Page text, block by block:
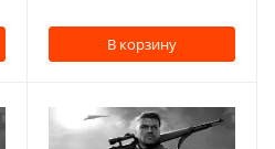
В корзину